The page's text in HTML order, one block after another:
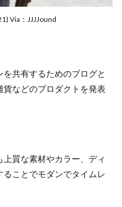
Via：JJJJound
共有するためのブログと
貨などのプロダクトを発表
質な素材やカラー、ディ
ことでモダンでタイムレ